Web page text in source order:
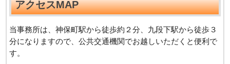
アクセスMAP
当事務所は、神保町駅から徒歩約２分、九段下駅から徒歩３
分になりますので、公共交通機関でお越しいただくと便利で
す。